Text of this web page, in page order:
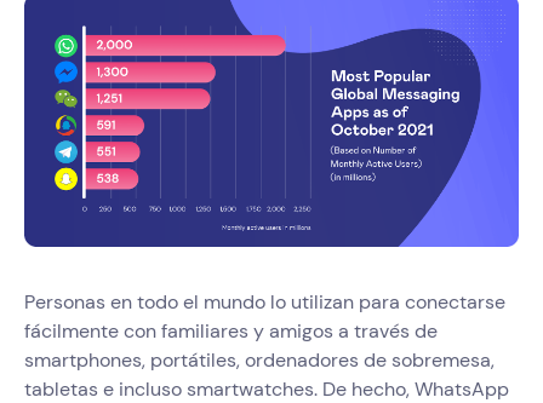
Personas en todo el mundo lo utilizan para conectarse
fácilmente con familiares y amigos a través de
smartphones, portátiles, ordenadores de sobremesa,
tabletas e incluso smartwatches. De hecho, WhatsApp